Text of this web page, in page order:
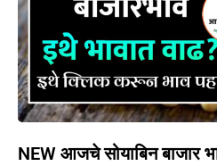
NEW आजचे सोयाबिन बाजार